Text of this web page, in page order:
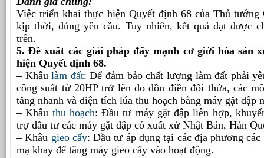
Việc triển khai thực hiện Quyết định 68 của Thủ
kịp thời, đúng yêu cầu. Tuy nhiên, kết quả đạt được
trên.
5. Đề xuất các giải pháp đẩy mạnh cơ giới hóa sản
hiện Quyết định 68.
– Khâulàm đất: Để đảm bảo chất lượng làm đất phải
công suất từ 20HP trở lên do dồn điền đổi thửa, các
tăng nhanh và diện tích lúa thu hoạch bằng máy gặt đập
– Khâu thu hoạch: Đầu tư máy gặt đập liên hợp,
trợ đầu tư các máy gặt đập có xuất xứ Nhật Bản, Hàn
– Khâu gieo cấy: Đầu tư áp dụng tại các địa phương
mạ khay để tăng máy gieo cấy vào hoạt động.